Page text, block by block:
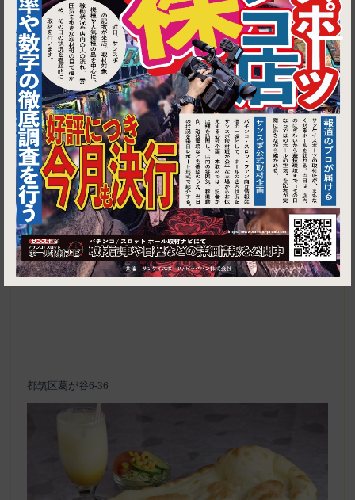
1
▶ ルートを見る
センター南・センター北・仲町台│パドマパレス 都筑ふれあいの丘
店
都筑区葛が谷6-36